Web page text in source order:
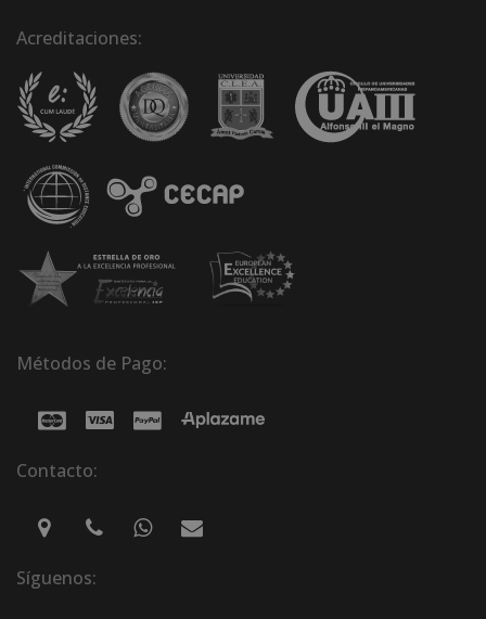
Acreditaciones:
Métodos de Pago:
Contacto:
Síguenos: